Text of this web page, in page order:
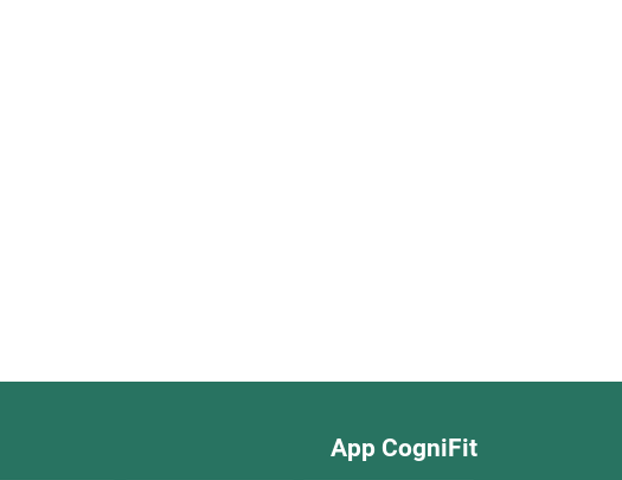
App CogniFit